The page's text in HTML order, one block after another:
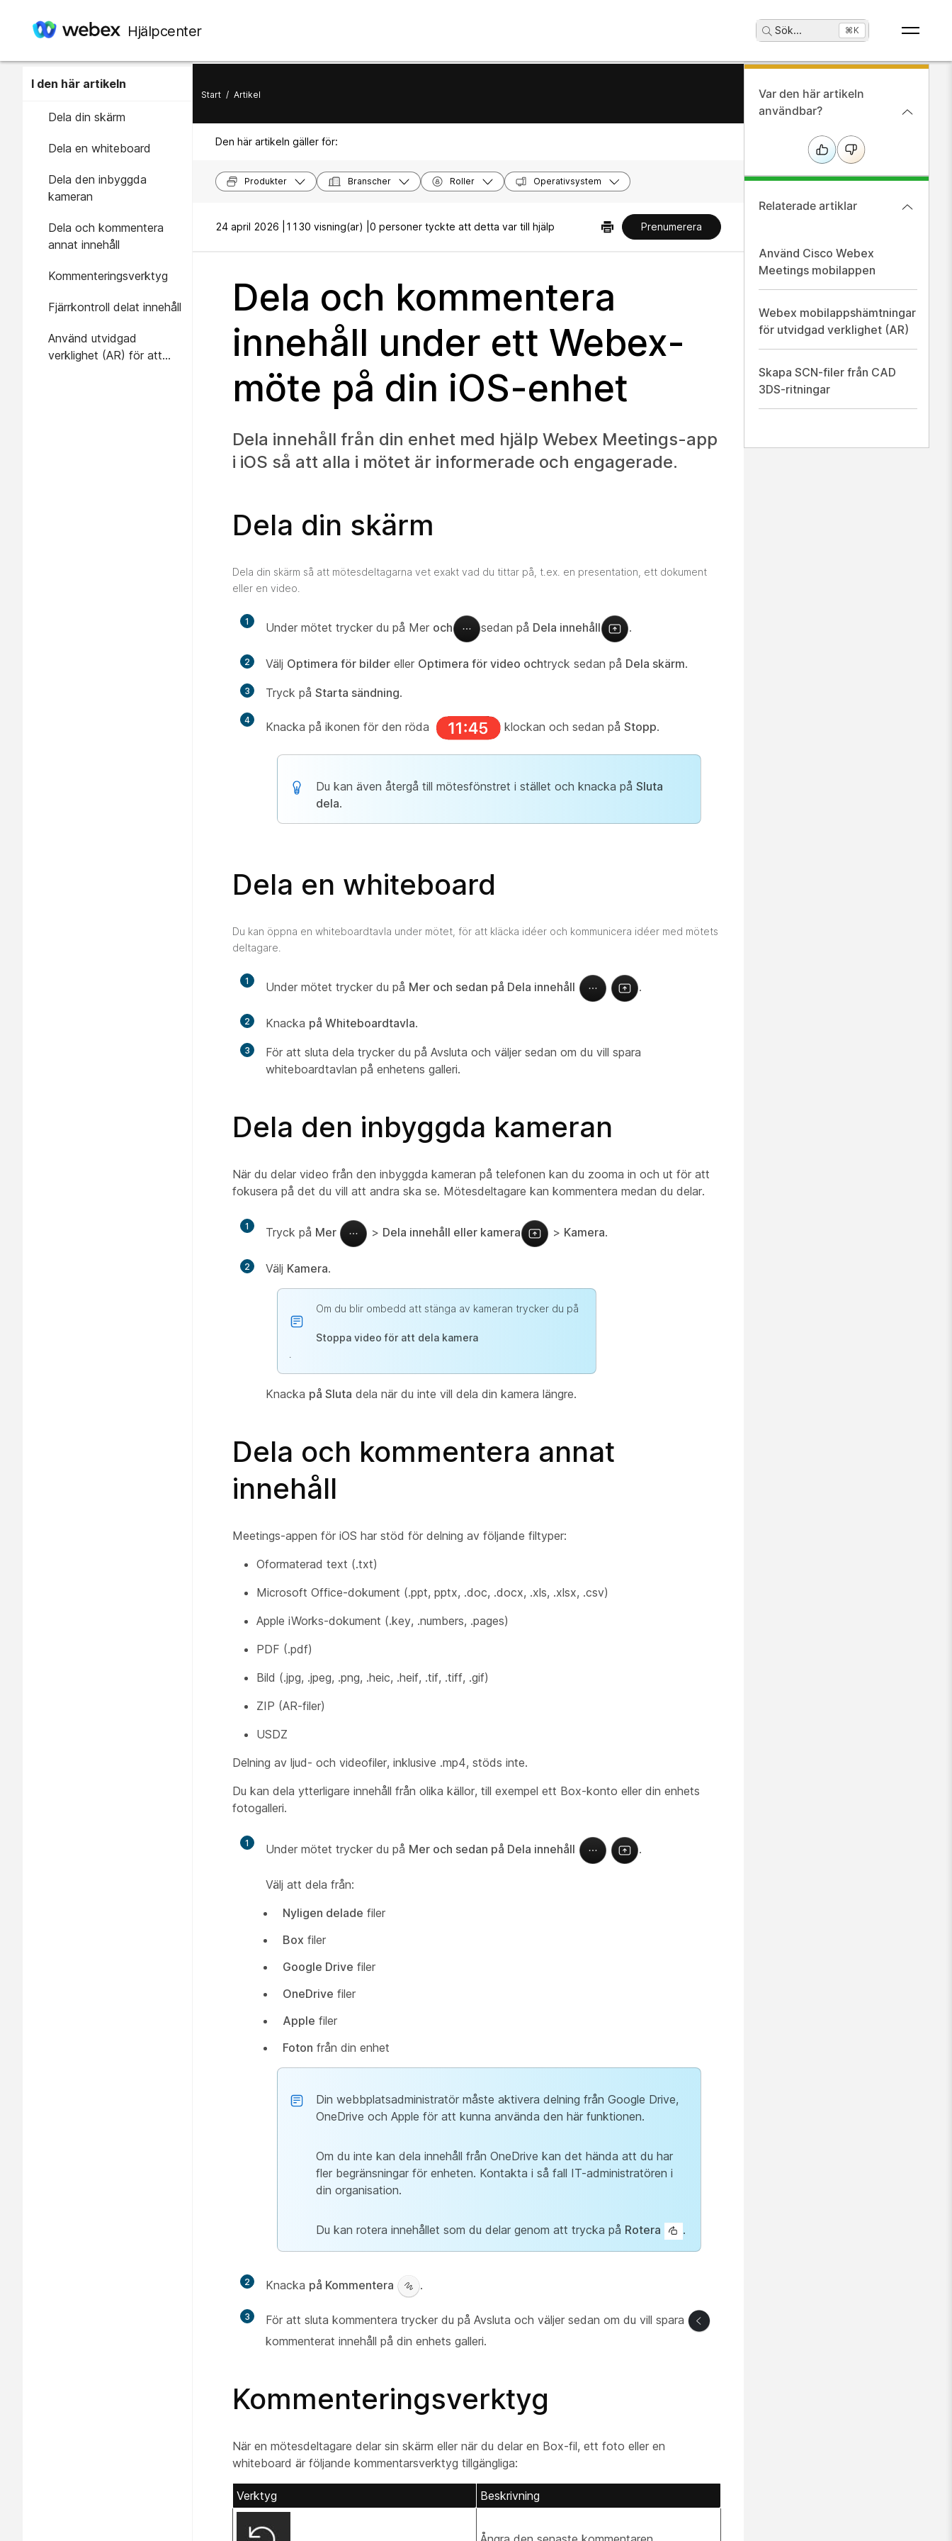
Hjälpcenter Sök... ⌘K
I den här artikeln
Dela din skärm
Dela en whiteboard
Dela den inbyggda
kameran
Dela och kommentera
annat innehåll
Kommenteringsverktyg
Fjärrkontroll delat innehåll
Använd utvidgad
verklighet (AR) för att
Start / Artikel
Den här artikeln gäller för:
Produkter Branscher Roller Operativsystem
24 april 2026 | 1130 visning(ar) | 0 personer tyckte att detta var till hjälp Prenumerera
Dela och kommentera
innehåll under ett Webex-
möte på din iOS-enhet
Dela innehåll från din enhet med hjälp Webex Meetings-app
i iOS så att alla i mötet är informerade och engagerade.
Dela din skärm
Dela din skärm så att mötesdeltagarna vet exakt vad du tittar på, t.ex. en presentation, ett dokument
eller en video.
1 Under mötet trycker du på Mer och sedan på Dela innehåll .
2 Välj Optimera för bilder eller Optimera för video ochtryck sedan på Dela skärm.
3 Tryck på Starta sändning.
4 Knacka på ikonen för den röda klockan och sedan på Stopp.
Du kan även återgå till mötesfönstret i stället och knacka på Sluta
dela.
Dela en whiteboard
Du kan öppna en whiteboardtavla under mötet, för att kläcka idéer och kommunicera idéer med mötets
deltagare.
1 Under mötet trycker du på Mer och sedan på Dela innehåll .
2 Knacka på Whiteboardtavla.
3 För att sluta dela trycker du på Avsluta och väljer sedan om du vill spara
whiteboardtavlan på enhetens galleri.
Dela den inbyggda kameran
När du delar video från den inbyggda kameran på telefonen kan du zooma in och ut för att
fokusera på det du vill att andra ska se. Mötesdeltagare kan kommentera medan du delar.
1 Tryck på Mer > Dela innehåll eller kamera > Kamera.
2 Välj Kamera.
Om du blir ombedd att stänga av kameran trycker du på
Stoppa video för att dela kamera
Knacka på Sluta dela när du inte vill dela din kamera längre.
Dela och kommentera annat
innehåll
Meetings-appen för iOS har stöd för delning av följande filtyper:
Oformaterad text (.txt)
Microsoft Office-dokument (.ppt, pptx, .doc, .docx, .xls, .xlsx, .csv)
Apple iWorks-dokument (.key, .numbers, .pages)
PDF (.pdf)
Bild (.jpg, .jpeg, .png, .heic, .heif, .tif, .tiff, .gif)
ZIP (AR-filer)
USDZ
Delning av ljud- och videofiler, inklusive .mp4, stöds inte.
Du kan dela ytterligare innehåll från olika källor, till exempel ett Box-konto eller din enhets
fotogalleri.
1 Under mötet trycker du på Mer och sedan på Dela innehåll .
Välj att dela från:
Nyligen delade filer
Box filer
Google Drive filer
OneDrive filer
Apple filer
Foton från din enhet
Din webbplatsadministratör måste aktivera delning från Google Drive,
OneDrive och Apple för att kunna använda den här funktionen.
Om du inte kan dela innehåll från OneDrive kan det hända att du har
fler begränsningar för enheten. Kontakta i så fall IT-administratören i
din organisation.
Du kan rotera innehållet som du delar genom att trycka på Rotera .
2 Knacka på Kommentera .
3
För att sluta kommentera trycker du på Avsluta och väljer sedan om du vill spara
kommenterat innehåll på din enhets galleri.
Kommenteringsverktyg
När en mötesdeltagare delar sin skärm eller när du delar en Box-fil, ett foto eller en
whiteboard är följande kommentarsverktyg tillgängliga:
Verktyg Beskrivning
Var den här artikeln
användbar?
Relaterade artiklar
Använd Cisco Webex
Meetings mobilappen
Webex mobilappshämtningar
för utvidgad verklighet (AR)
Skapa SCN-filer från CAD
3DS-ritningar